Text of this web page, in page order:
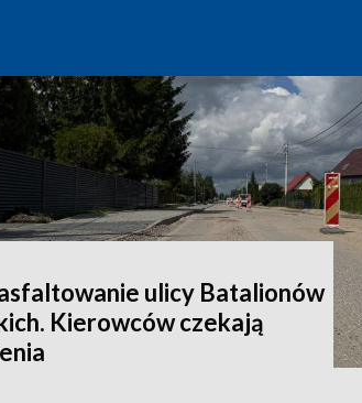
ulicy Batalionów
Kierowców czekają